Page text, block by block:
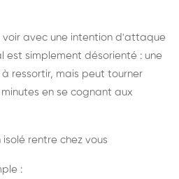
avec une intention d'attaque
est simplement désorienté : une
ressortir, mais peut tourner
en se cognant aux
rentre chez vous
: